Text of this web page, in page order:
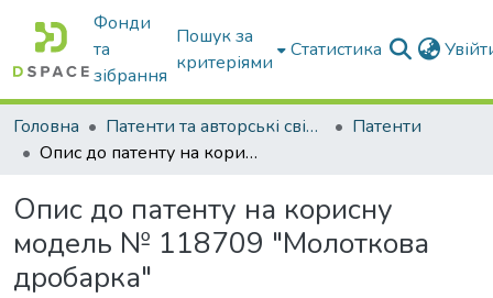
Фонди
та
зібрання
Пошук за
критеріями
Статистика
Головна Патенти та авторські свідоцтва
Патенти
Опис до патенту на корисну модель № 118709 "Молоткова дробарка"
Опис до патенту на корисну
модель № 118709 "Молоткова
дробарка"